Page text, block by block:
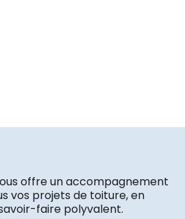
offre un accompagnement
vos projets de toiture, en
faire polyvalent.